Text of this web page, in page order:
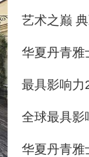
艺术之巅
华夏丹青
最具影响
全球最具
华夏丹青